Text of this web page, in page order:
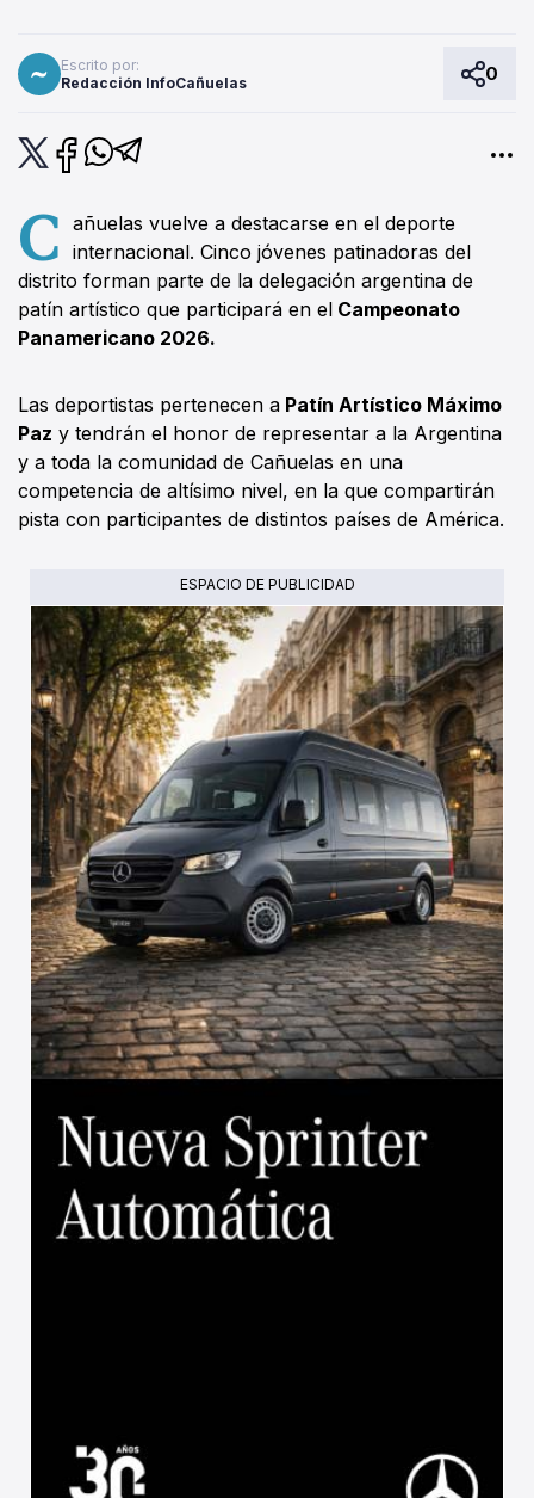
Escrito por:
Redacción InfoCañuelas
0
C
añuelas vuelve a destacarse en el deporte
internacional. Cinco jóvenes patinadoras del
distrito forman parte de la delegación argentina de
patín artístico que participará en el Campeonato
Panamericano 2026.
Las deportistas pertenecen a Patín Artístico Máximo
Paz y tendrán el honor de representar a la Argentina
y a toda la comunidad de Cañuelas en una
competencia de altísimo nivel, en la que compartirán
pista con participantes de distintos países de América.
ESPACIO DE PUBLICIDAD